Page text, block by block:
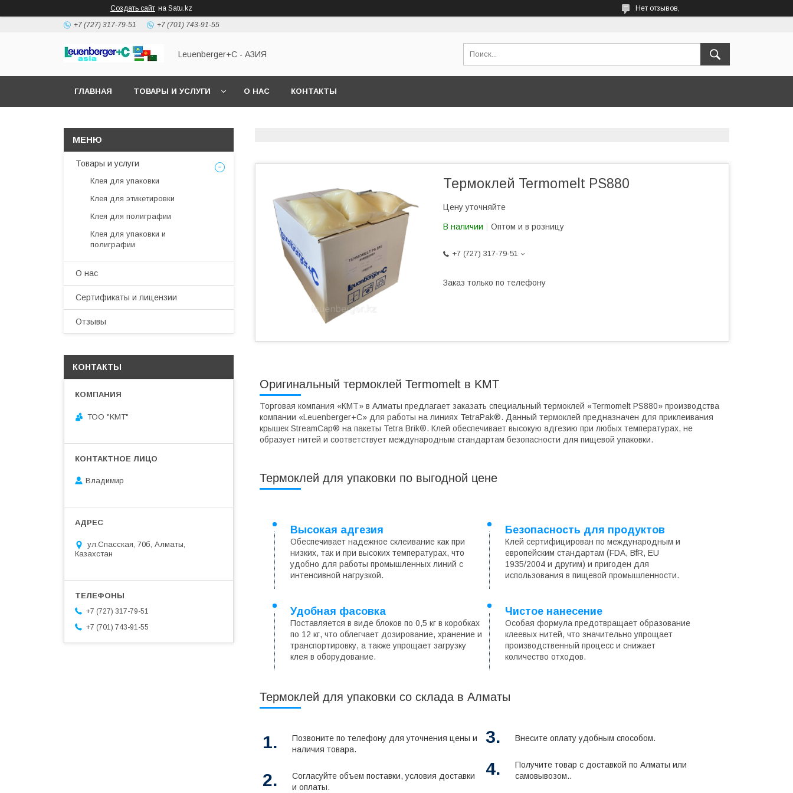
Создать сайт на Satu.kz Нет отзывов,
+7 (727) 317-79-51 +7 (701) 743-91-55
Leuenberger+C - АЗИЯ
ГЛАВНАЯ ТОВАРЫ И УСЛУГИ О НАС КОНТАКТЫ
Термоклей Termomelt PS880
Цену уточняйте
В наличии Оптом и в розницу
+7 (727) 317-79-51
Заказ только по телефону
Оригинальный термоклей Termomelt в KMT
Торговая компания «КМТ» в Алматы предлагает заказать специальный термоклей «Termomelt PS880» производства
компании «Leuenberger+C» для работы на линиях TetraPak®. Данный термоклей предназначен для приклеивания
крышек StreamCap® на пакеты Tetra Brik®. Клей обеспечивает высокую адгезию при любых температурах, не
образует нитей и соответствует международным стандартам безопасности для пищевой упаковки.
Термоклей для упаковки по выгодной цене
Высокая адгезия
Обеспечивает надежное склеивание как при
низких, так и при высоких температурах, что
удобно для работы промышленных линий с
интенсивной нагрузкой.
Безопасность для продуктов
Клей сертифицирован по международным и
европейским стандартам (FDA, BfR, EU
1935/2004 и другим) и пригоден для
использования в пищевой промышленности.
Удобная фасовка
Поставляется в виде блоков по 0,5 кг в коробках
по 12 кг, что облегчает дозирование, хранение и
транспортировку, а также упрощает загрузку
клея в оборудование.
Чистое нанесение
Особая формула предотвращает образование
клеевых нитей, что значительно упрощает
производственный процесс и снижает
количество отходов.
Термоклей для упаковки со склада в Алматы
1.
Позвоните по телефону для уточнения цены и
наличия товара.
2.
Согласуйте объем поставки, условия доставки
и оплаты.
3. Внесите оплату удобным способом.
4.
Получите товар с доставкой по Алматы или
самовывозом..
Товары и услуги
Клея для упаковки
Клея для этикетировки
Клея для полиграфии
Клея для упаковки и
полиграфии
О нас
Сертификаты и лицензии
Отзывы
КОНТАКТЫ
ТОО "KMT"
Владимир
ул.Спасская, 70б, Алматы,
Казахстан
+7 (727) 317-79-51
+7 (701) 743-91-55